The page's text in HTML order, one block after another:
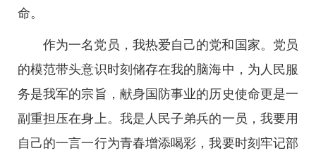
命。
作为一名党员，我热爱自己的党和国家。党员
的模范带头意识时刻储存在我的脑海中，为人民服
务是我军的宗旨，献身国防事业的历史使命更是一
副重担压在身上。我是人民子弟兵的一员，我要用
自己的一言一行为青春增添喝彩，我要时刻牢记部